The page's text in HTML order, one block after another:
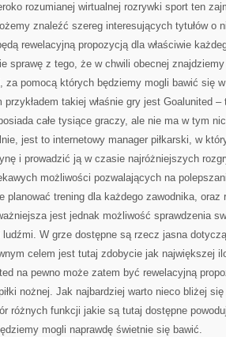
rozumianej wirtualnej rozrywki sport ten
znaleźć szereg interesujących tytułów o
rewelacyjną propozycją dla właściwie
sprawę z tego, że w chwili obecnej
za pomocą których będziemy mogli bawić się
takiej właśnie gry jest Goalunited
całe tysiące graczy, ale nie ma w tym
jest to internetowy manager piłkarski, w
i prowadzić ją w czasie najróżniejszych
możliwości pozwalających na
planować trening dla każdego zawodnika,
jest jednak możliwość sprawdzenia
ludźmi. W grze dostępne są rzecz jasna
celem jest tutaj zdobycie jak największej
na pewno może zatem być rewelacyjną
nożnej. Jak najbardziej warto nieco bliżej
różnych funkcji jakie są tutaj dostępne
mogli naprawdę świetnie się bawić.